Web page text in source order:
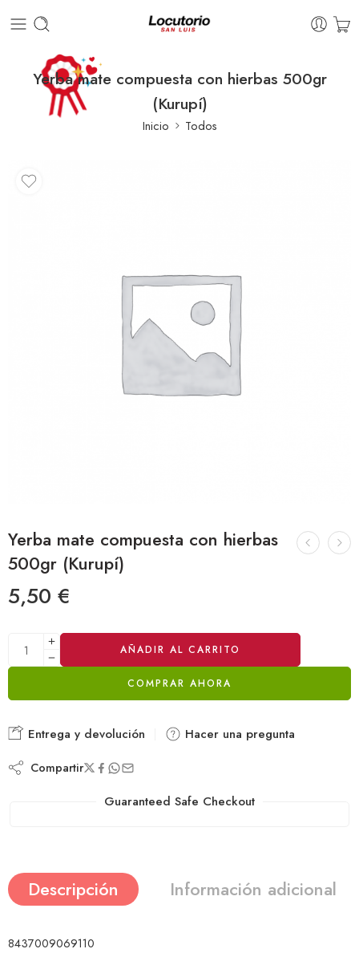
Yerba mate compuesta con hierbas 500gr
(Kurupí)
Inicio Todos
Yerba mate compuesta con hierbas
500gr (Kurupí)
5,50 €
AÑADIR AL CARRITO
COMPRAR AHORA
Alternative:
Entrega y devolución Hacer una pregunta
Compartir
Guaranteed Safe Checkout
Descripción Información adicional
8437009069110